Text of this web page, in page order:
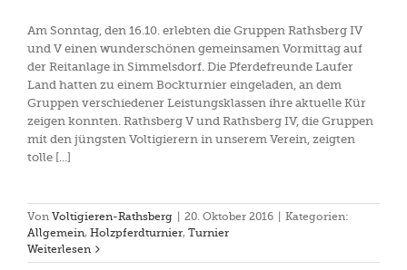
Am Sonntag, den 16.10. erlebten die Gruppen Rathsberg IV
und V einen wunderschönen gemeinsamen Vormittag auf
der Reitanlage in Simmelsdorf. Die Pferdefreunde Laufer
Land hatten zu einem Bockturnier eingeladen, an dem
Gruppen verschiedener Leistungsklassen ihre aktuelle Kür
zeigen konnten. Rathsberg V und Rathsberg IV, die Gruppen
mit den jüngsten Voltigierern in unserem Verein, zeigten
tolle [...]
Von Voltigieren-Rathsberg | 20. Oktober 2016 | Kategorien:
Allgemein, Holzpferdturnier, Turnier
Weiterlesen